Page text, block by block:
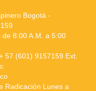
Bogotá -
de 8:00 A.M. a 5:00
57 (601) 9157159 Ext.
Radicación Lunes a